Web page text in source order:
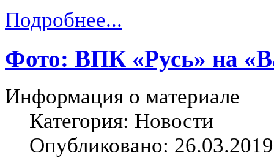
Подробнее...
Фото: ВПК «Русь» на
Информация о материале
Категория: Новости
Опубликовано: